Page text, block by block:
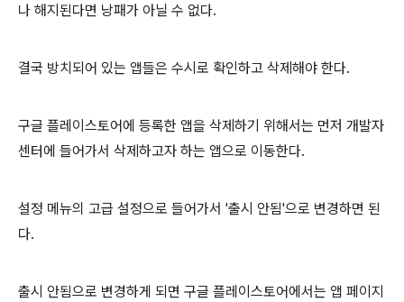
나 해지된다면 낭패가 아닐 수 없다.
결국 방치되어 있는 앱들은 수시로 확인하고 삭제해야 한다.
구글 플레이스토어에 등록한 앱을 삭제하기 위해서는 먼저 개발자
센터에 들어가서 삭제하고자 하는 앱으로 이동한다.
설정 메뉴의 고급 설정으로 들어가서 '출시 안됨'으로 변경하면 된
다.
출시 안됨으로 변경하게 되면 구글 플레이스토어에서는 앱 페이지